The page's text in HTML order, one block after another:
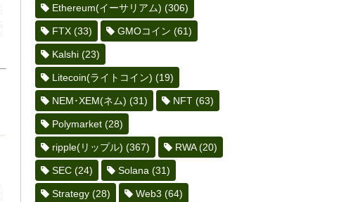
Ethereum(イーサリアム) (306)
FTX (33) GMOコイン (61)
Kalshi (23)
Litecoin(ライトコイン) (19)
NEM･XEM(ネム) (31) NFT (63)
Polymarket (28)
ripple(リップル) (367) RWA(20)
SEC (24) Solana (31)
Strategy (28) Web3 (64)